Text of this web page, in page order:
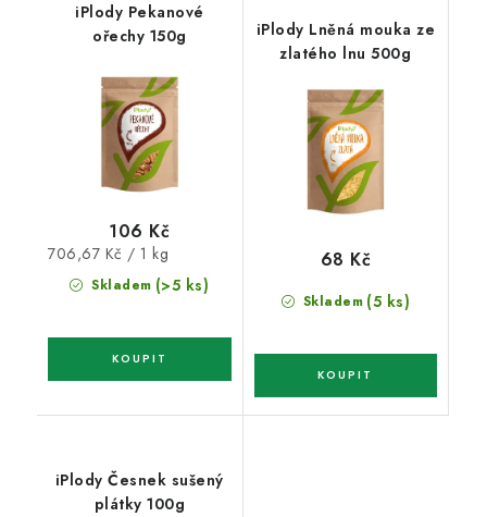
iPlody Pekanové
ořechy 150g
Skladem (>5 ks)
106 Kč
Měrná
cena:
706,67 Kč / 1 kg
iPlody Lněná mouka ze
zlatého lnu 500g
Skladem (5 ks)
68 Kč
iPlody Česnek sušený
plátky 100g